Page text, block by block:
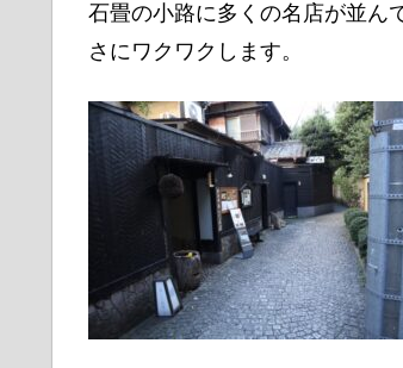
石畳の小路に多くの名店が並ん
さにワクワクします。